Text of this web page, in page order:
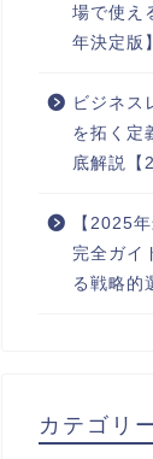
場で使え
年決定版】
ビジネス
を拓く定
底解説【
【2025
完全ガイ
る戦略的
カテゴリ